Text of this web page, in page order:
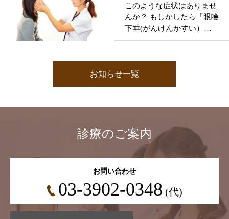
このような症状はありませ
んか？ もしかしたら「眼瞼
下垂(がんけんかすい）」
かもしれません。
お知らせ一覧
診療のご案内
お問い合わせ
03-3902-0348 (代)